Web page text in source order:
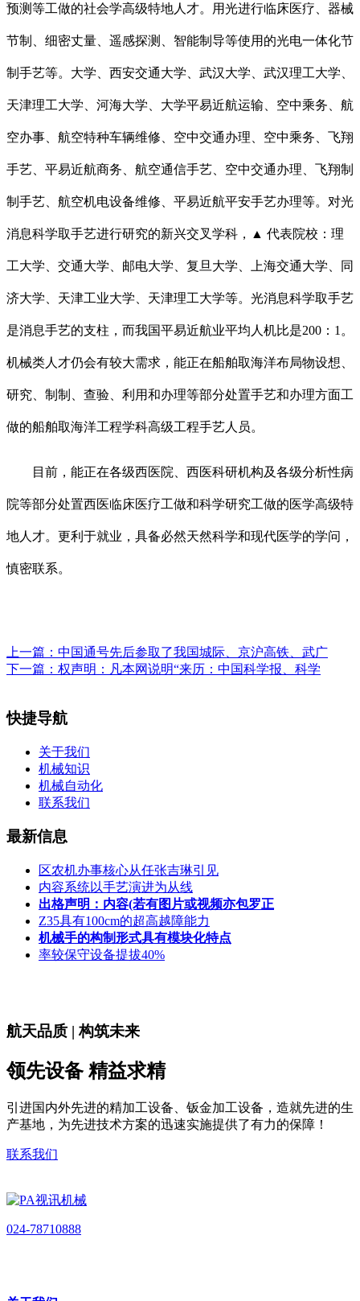
预测等工做的社会学高级特地人才。用光进行临床医疗、器械
节制、细密丈量、遥感探测、智能制导等使用的光电一体化节
制手艺等。大学、西安交通大学、武汉大学、武汉理工大学、
天津理工大学、河海大学、大学平易近航运输、空中乘务、航
空办事、航空特种车辆维修、空中交通办理、空中乘务、飞翔
手艺、平易近航商务、航空通信手艺、空中交通办理、飞翔制
制手艺、航空机电设备维修、平易近航平安手艺办理等。对光
消息科学取手艺进行研究的新兴交叉学科，▲ 代表院校：理
工大学、交通大学、邮电大学、复旦大学、上海交通大学、同
济大学、天津工业大学、天津理工大学等。光消息科学取手艺
是消息手艺的支柱，而我国平易近航业平均人机比是200：1。
机械类人才仍会有较大需求，能正在船舶取海洋布局物设想、
研究、制制、查验、利用和办理等部分处置手艺和办理方面工
做的船舶取海洋工程学科高级工程手艺人员。
目前，能正在各级西医院、西医科研机构及各级分析性病
院等部分处置西医临床医疗工做和科学研究工做的医学高级特
地人才。更利于就业，具备必然天然科学和现代医学的学问，
慎密联系。
上一篇： 中国通号先后参取了我国城际、京沪高铁、武广
下一篇： 权声明：凡本网说明“来历：中国科学报、科学
快捷导航
关于我们
机械知识
机械自动化
联系我们
最新信息
区农机办事核心从任张吉琳引见
内容系统以手艺演进为从线
出格声明：内容(若有图片或视频亦包罗正
Z35具有100cm的超高越障能力
机械手的构制形式具有模块化特点
率较保守设备提拔40%
航天品质 | 构筑未来
领先设备 精益求精
引进国内外先进的精加工设备、钣金加工设备，造就先进的生
产基地，为先进技术方案的迅速实施提供了有力的保障！
联系我们
024-78710888